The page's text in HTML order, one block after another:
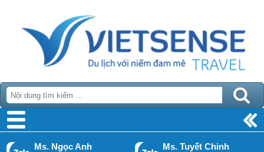
Ms. Ngọc Anh Ms. Tuyết Chinh